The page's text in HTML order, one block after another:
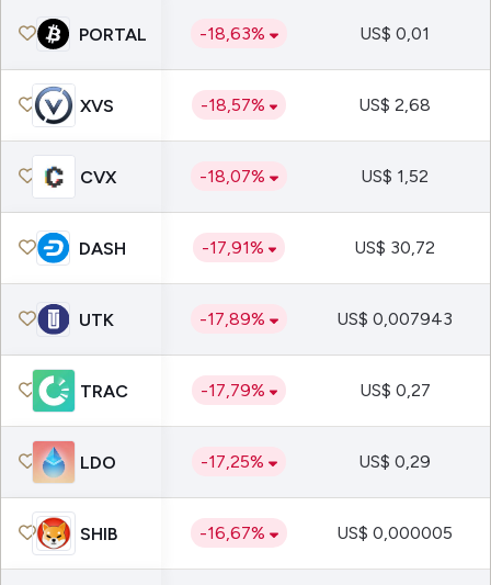
PORTAL -18,63% US$ 0,01
XVS -18,57% US$ 2,68
CVX -18,07% US$ 1,52
DASH -17,91% US$ 30,72
UTK -17,89% US$ 0,007943
TRAC -17,79% US$ 0,27
LDO -17,25% US$ 0,29
SHIB -16,67% US$ 0,000005